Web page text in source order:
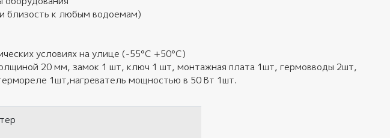
близость к любым водоемам)
условиях на улице (-55°С +50°С)
20 мм, замок 1 шт, ключ 1 шт, монтажная плата 1шт, гермовводы 2шт,
1шт,нагреватель мощностью в 50 Вт 1шт.